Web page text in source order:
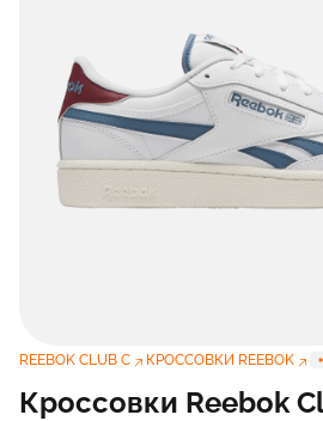
REEBOK CLUB C КРОССОВКИ REEBOK
Кроссовки Reebok